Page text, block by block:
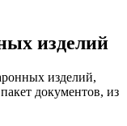
изделий
изделий,
документов, из